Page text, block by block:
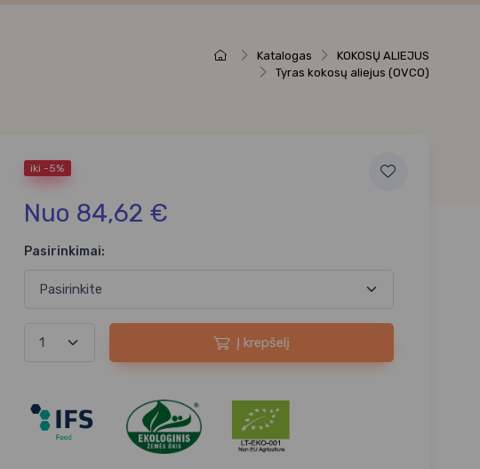
Katalogas
KOKOSŲ ALIEJUS
Tyras kokosų aliejus (OVCO)
iki -5%
Nuo 84,62 €
Pasirinkimai:
Į krepšelį